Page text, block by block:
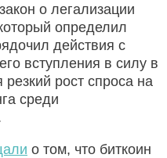
о легализации
определил
действия с
вступления в силу в
рост спроса на
среди
о том, что биткоин